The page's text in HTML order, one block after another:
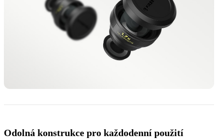
Odolná konstrukce pro každodenní použití